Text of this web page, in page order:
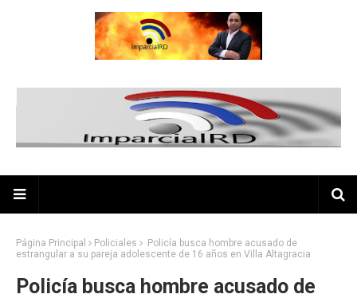
Página Principal Policiales
Policía busca hombre acusado de
estrangular a su pareja adolescente de 16 años en Villa Altagracia
Policía busca hombre acusado de